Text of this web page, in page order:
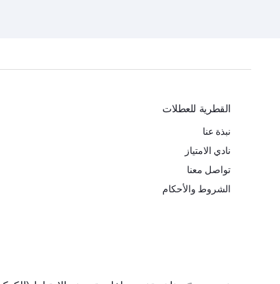
القطرية للعطلات
نبذة عنا
نادي الامتياز
تواصل معنا
الشروط والأحكام